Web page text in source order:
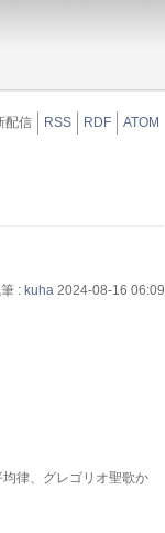
配信 RSS RDF ATOM
: kuha 2024-08-16 06:09
律、グレゴリオ聖歌か